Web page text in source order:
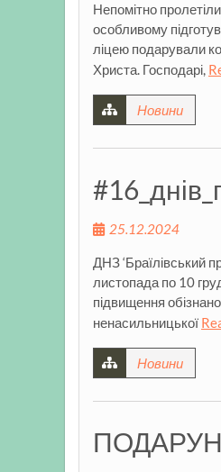
Непомітно
особливому
ліцею подарували
Христа. Господарі,
Новини
25.12.2024
ДНЗ ‘Браїлівський
листопада по 10
підвищення
ненасильницької
Новини